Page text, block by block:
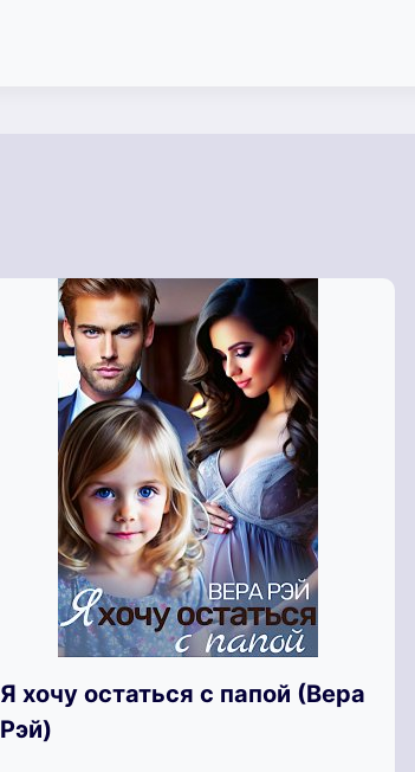
Я хочу остаться с папой (Вера
Рэй)